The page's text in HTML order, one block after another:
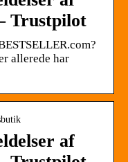
Trustpilot
allerede har
af